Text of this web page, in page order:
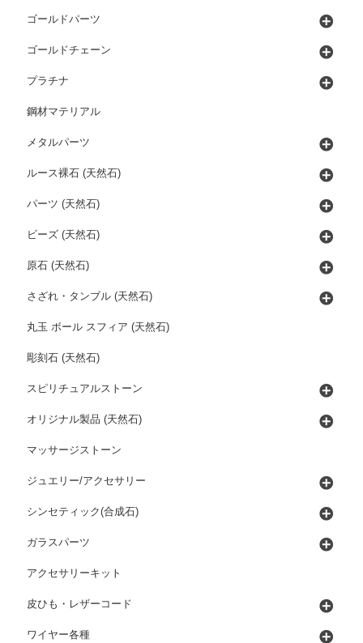
ゴールドパーツ
ゴールドチェーン
プラチナ
鋼材マテリアル
メタルパーツ
ルース裸石 (天然石)
パーツ (天然石)
ビーズ (天然石)
原石 (天然石)
さざれ・タンブル (天然石)
丸玉 ボール スフィア (天然石)
彫刻石 (天然石)
スピリチュアルストーン
オリジナル製品 (天然石)
マッサージストーン
ジュエリー/アクセサリー
シンセティック(合成石)
ガラスパーツ
アクセサリーキット
皮ひも・レザーコード
ワイヤー各種